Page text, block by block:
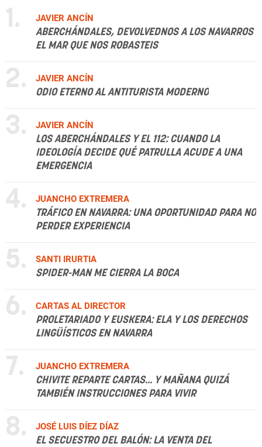
1.
JAVIER ANCÍN
ABERCHÁNDALES, DEVOLVEDNOS A LOS NAVARROS
EL MAR QUE NOS ROBASTEIS
2.
JAVIER ANCÍN
ODIO ETERNO AL ANTITURISTA MODERNO
3.
JAVIER ANCÍN
LOS ABERCHÁNDALES Y EL 112: CUANDO LA
IDEOLOGÍA DECIDE QUÉ PATRULLA ACUDE A UNA
EMERGENCIA
4.
JUANCHO EXTREMERA
TRÁFICO EN NAVARRA: UNA OPORTUNIDAD PARA NO
PERDER EXPERIENCIA
5.
SANTI IRURTIA
SPIDER-MAN ME CIERRA LA BOCA
6.
CARTAS AL DIRECTOR
PROLETARIADO Y EUSKERA: ELA Y LOS DERECHOS
LINGÜÍSTICOS EN NAVARRA
7.
JUANCHO EXTREMERA
CHIVITE REPARTE CARTAS... Y MAÑANA QUIZÁ
TAMBIÉN INSTRUCCIONES PARA VIVIR
8.
JOSÉ LUIS DÍEZ DÍAZ
EL SECUESTRO DEL BALÓN: LA VENTA DEL